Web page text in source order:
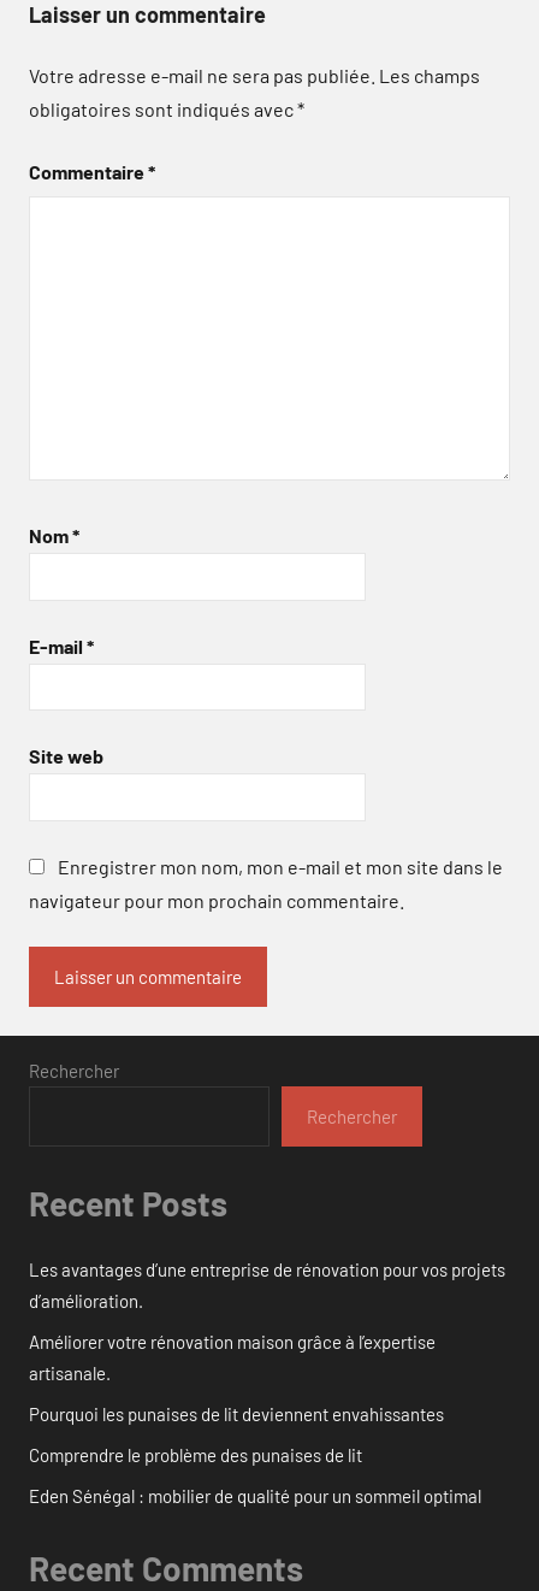
Laisser un commentaire
Votre adresse e-mail ne sera pas publiée. Les champs
obligatoires sont indiqués avec*
Commentaire*
Nom*
E-mail *
Site web
Enregistrer mon nom, mon e-mail et mon site dans le
navigateur pour mon prochain commentaire.
Rechercher
Rechercher
Recent Posts
Les avantages d’une entreprise de rénovation pour vos projets
d’amélioration.
Améliorer votre rénovation maison grâce à l’expertise
artisanale.
Pourquoi les punaises de lit deviennent envahissantes
Comprendre le problème des punaises de lit
Eden Sénégal : mobilier de qualité pour un sommeil optimal
Recent Comments